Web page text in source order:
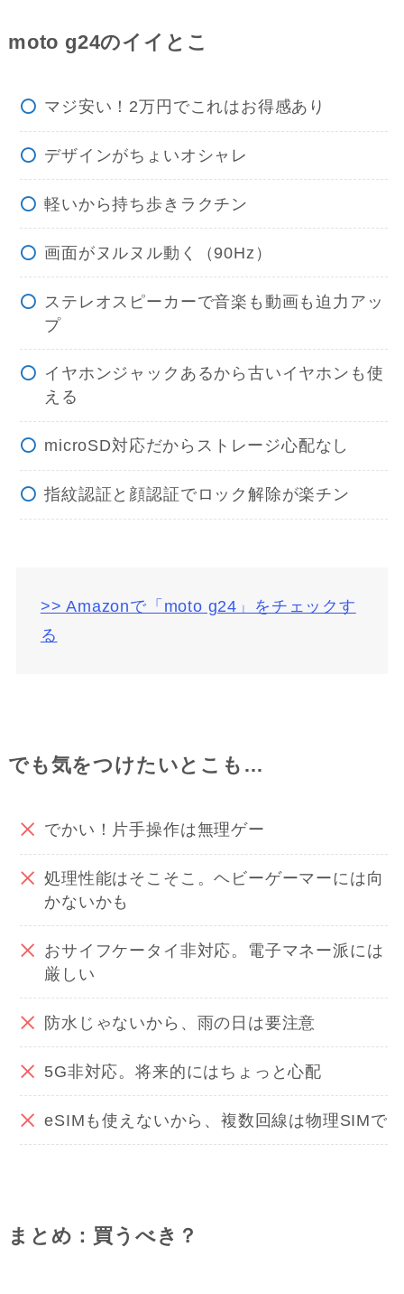
moto g24のイイとこ
マジ安い！2万円でこれはお得感あり
デザインがちょいオシャレ
軽いから持ち歩きラクチン
画面がヌルヌル動く（90Hz）
ステレオスピーカーで音楽も動画も迫力アッ
プ
イヤホンジャックあるから古いイヤホンも使
える
microSD対応だからストレージ心配なし
指紋認証と顔認証でロック解除が楽チン
>> Amazonで「moto g24」をチェックす
る
でも気をつけたいとこも…
でかい！片手操作は無理ゲー
処理性能はそこそこ。ヘビーゲーマーには向
かないかも
おサイフケータイ非対応。電子マネー派には
厳しい
防水じゃないから、雨の日は要注意
5G非対応。将来的にはちょっと心配
eSIMも使えないから、複数回線は物理SIMで
まとめ：買うべき？